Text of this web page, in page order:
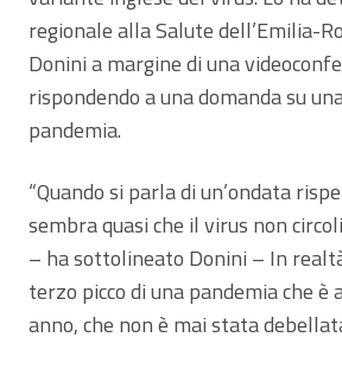
regionale alla Salute dell’Emilia-
Donini a margine di una
rispondendo a una domanda su
pandemia.
“Quando si parla di un’ondata
sembra quasi che il virus non
– ha sottolineato Donini – In
terzo picco di una pandemia che è
anno, che non è mai stata